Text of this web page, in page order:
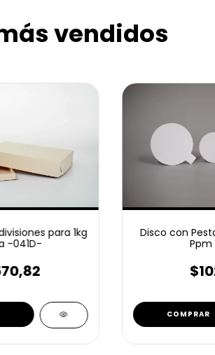
vendidos
para 1kg
-041D-
Disco con
COMPRAR